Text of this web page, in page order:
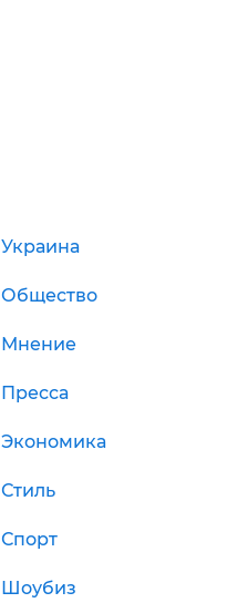
Украина
Общество
Мнение
Пресса
Экономика
Стиль
Спорт
Шоубиз